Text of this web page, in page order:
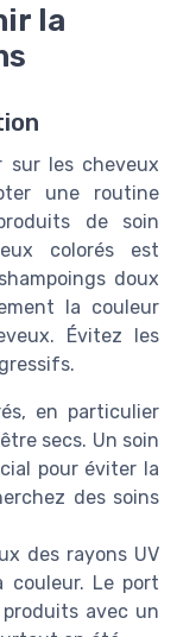
la
sur les cheveux
une routine
de soin
colorés est
doux
la couleur
Évitez les
en particulier
secs. Un soin
pour éviter la
des soins
des rayons UV
couleur. Le port
avec un